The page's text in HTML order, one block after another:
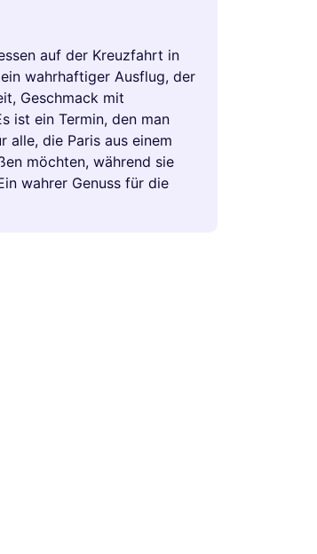
auf der Kreuzfahrt in
wahrhaftiger Ausflug, der
Geschmack mit
ist ein Termin, den man
alle, die Paris aus einem
möchten, während sie
wahrer Genuss für die